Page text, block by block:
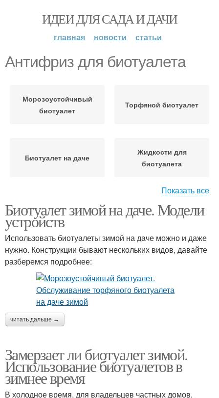
ИДЕИ ДЛЯ САДА И ДАЧИ
главная новости статьи
Антифриз для биотуалета
Морозоустойчивый
биотуалет
Торфяной биотуалет
Биотуалет на даче
Жидкости для
биотуалета
Биотуалет для дачи Торфяные биотуалеты
Жидкость для
Биотуалеты в зимнее
время
Показать все
Биотуалет зимой на даче. Модели
устройств
Использовать биотуалеты зимой на даче можно и даже
нужно. Конструкции бывают нескольких видов, давайте
разберемся подробнее:
читать дальше →
Замерзает ли биотуалет зимой.
Использование биотуалетов в
зимнее время
В холодное время, для владельцев частных домов,